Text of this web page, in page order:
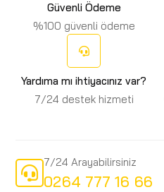
Güvenli Ödeme
%100 güvenli ödeme
Yardıma mı ihtiyacınız var?
7/24 destek hizmeti
7/24 Arayabilirsiniz
0264 777 16 66